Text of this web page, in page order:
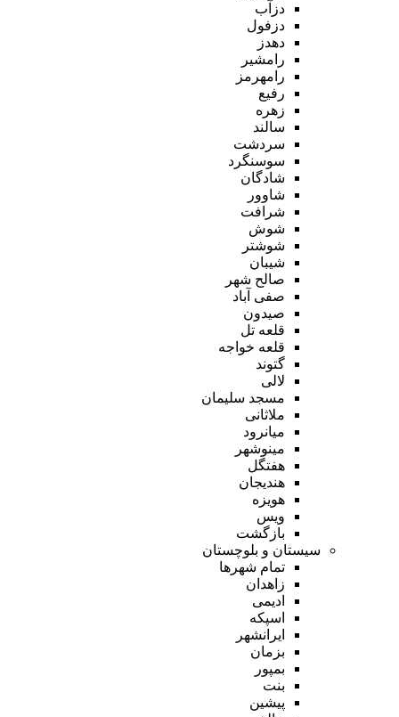
دزآب
دزفول
دهدز
رامشیر
رامهرمز
رفیع
زهره
سالند
سردشت
سوسنگرد
شادگان
شاوور
شرافت
شوش
شوشتر
شیبان
صالح شهر
صفی آباد
صیدون
قلعه تل
قلعه خواجه
گتوند
لالی
مسجد سلیمان
ملاثانی
میانرود
مینوشهر
هفتگل
هندیجان
هویزه
ویس
بازگشت
سیستان و بلوچستان
تمام شهر‌ها
زاهدان
ادیمی
اسپکه
ایرانشهر
بزمان
بمپور
بنت
پیشین